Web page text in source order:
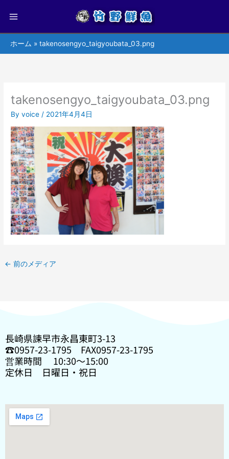
ホーム takenosengyo_taigyoubata_03.png
takenosengyo_taigyoubata_03.png
Byvoice / 2021年4月4日
← 前のメディア
長崎県諫早市永昌東町3-13
☎0957-23-1795 FAX0957-23-1795
営業時間 10:30〜15:00
定休日 日曜日・祝日